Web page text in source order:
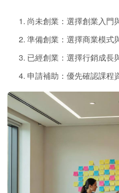
尚未創業：選擇創業入門
準備創業：選擇商業模式
已經創業：選擇行銷成長
申請補助：優先確認課程